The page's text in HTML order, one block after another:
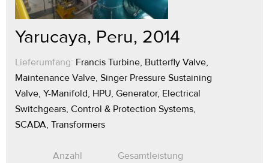
Yarucaya, Peru, 2014
Lieferumfang: Francis Turbine, Butterfly Valve,
Maintenance Valve, Singer Pressure Sustaining
Valve, Y-Manifold, HPU, Generator, Electrical
Switchgears, Control & Protection Systems,
SCADA, Transformers
Anzahl
Gesamtleistung